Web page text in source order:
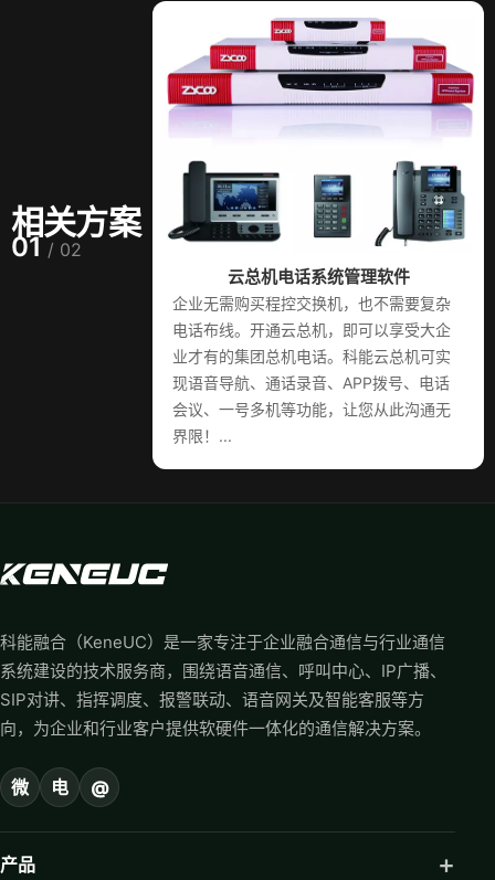
相关方案
01 / 02
云总机电话系统管理软件
企业无需购买程控交换机，也不需要复杂
电话布线。开通云总机，即可以享受大企
业才有的集团总机电话。科能云总机可实
现语音导航、通话录音、APP拨号、电话
会议、一号多机等功能，让您从此沟通无
界限！...
科能融合（KeneUC）是一家专注于企业融合通信与行业通信
系统建设的技术服务商，围绕语音通信、呼叫中心、IP广播、
SIP对讲、指挥调度、报警联动、语音网关及智能客服等方
向，为企业和行业客户提供软硬件一体化的通信解决方案。
微 电 @
产品